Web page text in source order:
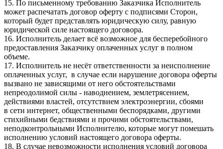
15. По письменному требованию Заказчика Исполнитель
может распечатать договор оферту с подписями Сторон,
который будет представлять юридическую силу, равную
юридической силе настоящего договора.
16. Исполнитель делает всё возможное для бесперебойного
предоставления Заказчику оплаченных услуг в полном
объеме.
17. Исполнитель не несёт ответственности за неисполнение
оплаченных услуг, в случае если нарушение договора оферты
вызвано не зависящими от него обстоятельствами
непреодолимой силы - наводнением, землетрясением,
действиями властей, отсутствием электроэнергии, сбоями
в сети интернет, общественными беспорядками, другими
стихийными бедствиями и прочими обстоятельствами,
неподконтрольными Исполнителю, которые могут помешать
исполнению условий настоящего договора оферты.
18. В случае невозможности исполнения условий договора